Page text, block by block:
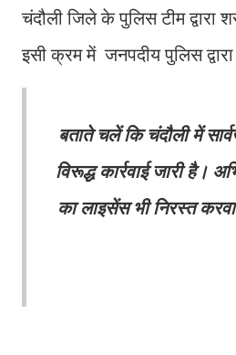
चंदौली जिले के पुलिस टीम द्वारा
इसी क्रम में जनपदीय पुलिस
बताते चलें कि चंदौली में
विरूद्ध कार्रवाई जारी है।
का लाइसेंस भी निरस्त